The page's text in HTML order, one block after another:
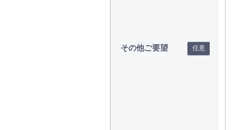
その他ご要望